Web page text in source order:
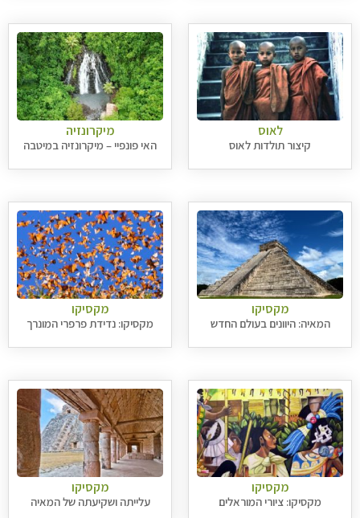
לאוס
קיצור תולדות לאוס
מיקרונזיה
האי פונפיי – מיקרונזיה במיטבה
מקסיקו
המאיה: היוונים בעולם החדש
מקסיקו
מקסיקו: נדידת פרפרי המונרך
מקסיקו
מקסיקו: ציורי המוראלים
מקסיקו
עלייתה ושקיעתה של המאיה